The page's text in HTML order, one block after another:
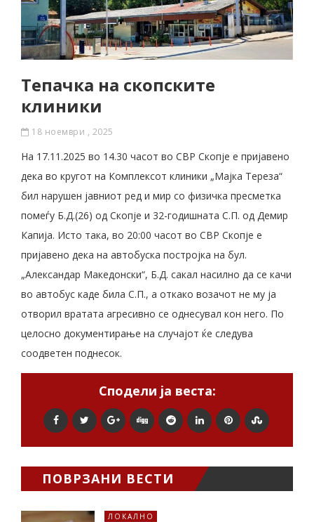
Тепачка на скопските
клиники
18 ноември , 2025
На 17.11.2025 во 14.30 часот во СВР Скопје е пријавено
дека во кругот на Комплексот клиники „Мајка Тереза“
бил нарушен јавниот ред и мир со физичка пресметка
помеѓу Б.Д.(26) од Скопје и 32-годишната С.П. од Демир
Капија. Исто така, во 20:00 часот во СВР Скопје е
пријавено дека на автобуска постројка на бул.
„Александар Македонски“, Б.Д. сакал насилно да се качи
во автобус каде била С.П., а откако возачот не му ја
отворил вратата агресивно се однесувал кон него. По
целосно документирање на случајот ќе следува
соодветен поднесок.
Сподели ја веста:
ПОВРЗАНИ ВЕСТИ
ЛОКАЛНО